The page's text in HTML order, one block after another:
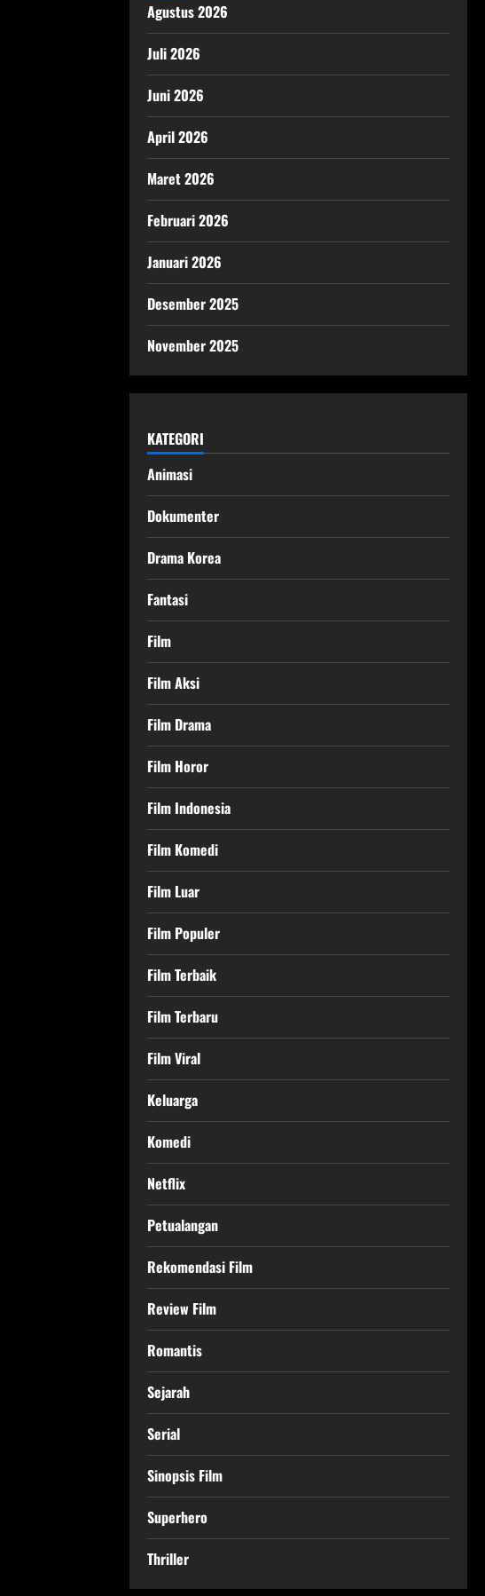
Agustus 2026
Juli 2026
Juni 2026
April 2026
Maret 2026
Februari 2026
Januari 2026
Desember 2025
November 2025
KATEGORI
Animasi
Dokumenter
Drama Korea
Fantasi
Film
Film Aksi
Film Drama
Film Horor
Film Indonesia
Film Komedi
Film Luar
Film Populer
Film Terbaik
Film Terbaru
Film Viral
Keluarga
Komedi
Netflix
Petualangan
Rekomendasi Film
Review Film
Romantis
Sejarah
Serial
Sinopsis Film
Superhero
Thriller